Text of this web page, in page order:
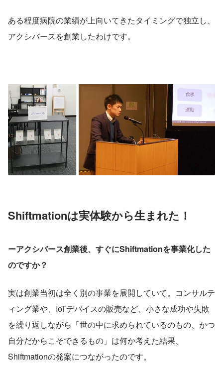
ある程度病院の業績が上向いてきたタイミングで独立し、
アクシバースを創業したわけです。
Shiftmationは実体験から生まれた！
ーアクシバース創業後、すぐにShiftmationを事業化した
のですか？
実は創業当初は全く別の事業を展開していて。コンサルテ
ィング業や、IoTデバイスの販売など、小さな成功や失敗
を繰り返しながら「世の中に求められているのもの、かつ
自分だからこそできるもの」は何か考えた結果、
Shiftmationの発案につながったのです。